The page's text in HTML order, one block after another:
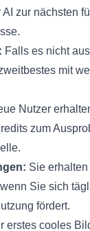
zur nächsten
Falls es nicht
mit
Nutzer
zum
Sie
Sie sich
fördert.
erstes cooles